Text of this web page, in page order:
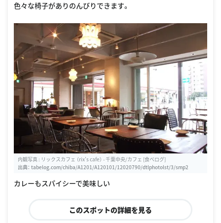
色々な椅子がありのんびりできます。
内観写真 : リックスカフェ （rix's cafe） - 千葉中央/カフェ [食べログ]
出典： tabelog.com/chiba/A1201/A120101/12020790/dtlphotolst/3/smp2
カレーもスパイシーで美味しい
このスポットの詳細を見る